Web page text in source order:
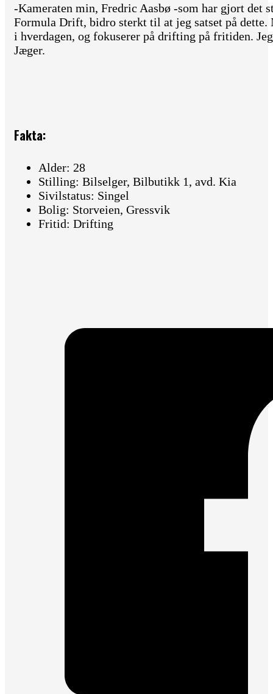
-Kameraten min, Fredric Aasbø -som har gjort det
Formula Drift, bidro sterkt til at jeg satset på dette.
i hverdagen, og fokuserer på drifting på fritiden.
Jæger.
Fakta:
Alder: 28
Stilling: Bilselger, Bilbutikk 1, avd. Kia
Sivilstatus: Singel
Bolig: Storveien, Gressvik
Fritid: Drifting